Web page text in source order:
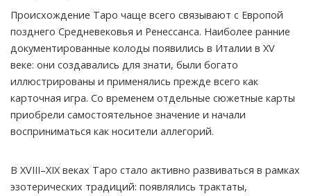
Происхождение Таро чаще всего связывают с Европой
позднего Средневековья и Ренессанса. Наиболее ранние
документированные колоды появились в Италии в XV
веке: они создавались для знати, были богато
иллюстрированы и применялись прежде всего как
карточная игра. Со временем отдельные сюжетные карты
приобрели самостоятельное значение и начали
восприниматься как носители аллегорий.
В XVIII–XIX веках Таро стало активно развиваться в рамках
эзотерических традиций: появлялись трактаты,